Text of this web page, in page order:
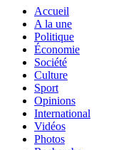
Accueil
A la une
Politique
Économie
Société
Culture
Sport
Opinions
International
Vidéos
Photos